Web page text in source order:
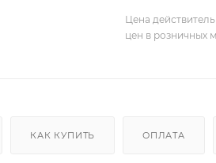
Цена
цен в розничных
КАК КУПИТЬ ОПЛАТА